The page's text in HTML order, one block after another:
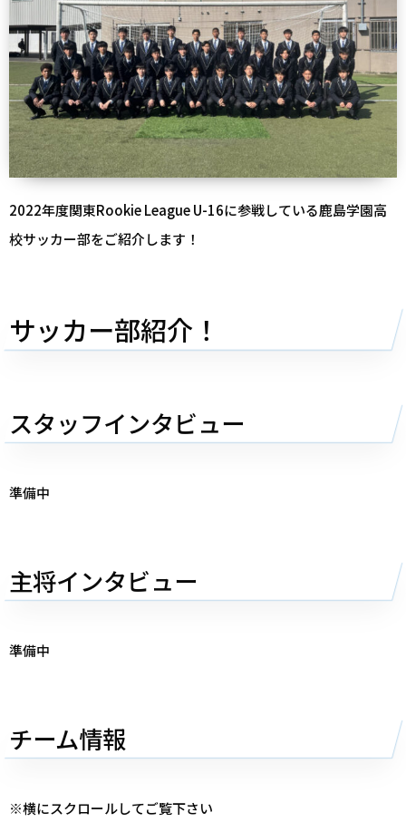
2022年度関東Rookie League U-16に参戦している⿅島学園⾼
校サッカー部をご紹介します！
サッカー部紹介！
スタッフインタビュー
準備中
主将インタビュー
準備中
チーム情報
※横にスクロールしてご覧下さい